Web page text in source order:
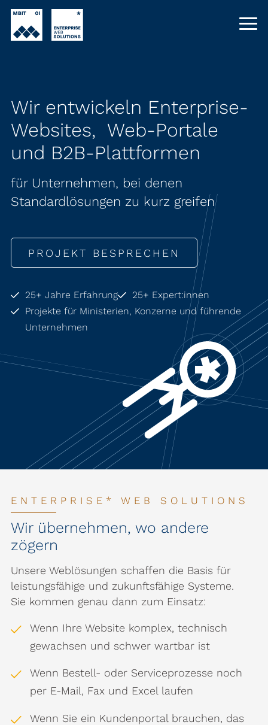
Wir entwickeln Enterprise-
Websites, Web-Portale
und B2B-Plattformen
für Unternehmen, bei denen
Standardlösungen zu kurz greifen
PROJEKT BESPRECHEN
25+ Jahre Erfahrung
25+ Expert:innen
Projekte für Ministerien, Konzerne und führende
Unternehmen
ENTERPRISE* WEB SOLUTIONS
Wir übernehmen, wo andere
zögern
Unsere Weblösungen schaffen die Basis für
leistungsfähige und zukunftsfähige Systeme.
Sie kommen genau dann zum Einsatz:
Wenn Ihre Website komplex, technisch
gewachsen und schwer wartbar ist
Wenn Bestell- oder Serviceprozesse noch
per E-Mail, Fax und Excel laufen
Wenn Sie ein Kundenportal brauchen, das